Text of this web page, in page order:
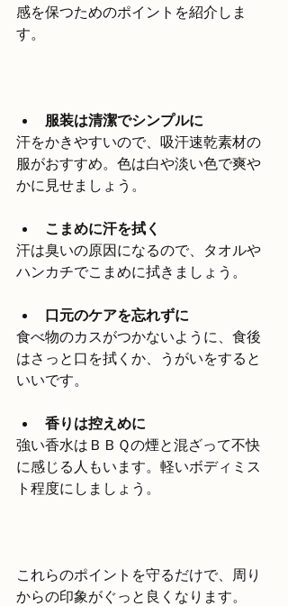
感を保つためのポイントを紹介しま
す。
服装は清潔でシンプルに
汗をかきやすいので、吸汗速乾素材の
服がおすすめ。色は白や淡い色で爽や
かに見せましょう。
こまめに汗を拭く
汗は臭いの原因になるので、タオルや
ハンカチでこまめに拭きましょう。
口元のケアを忘れずに
食べ物のカスがつかないように、食後
はさっと口を拭くか、うがいをすると
いいです。
香りは控えめに
強い香水はＢＢＱの煙と混ざって不快
に感じる人もいます。軽いボディミス
ト程度にしましょう。
これらのポイントを守るだけで、周り
からの印象がぐっと良くなります。